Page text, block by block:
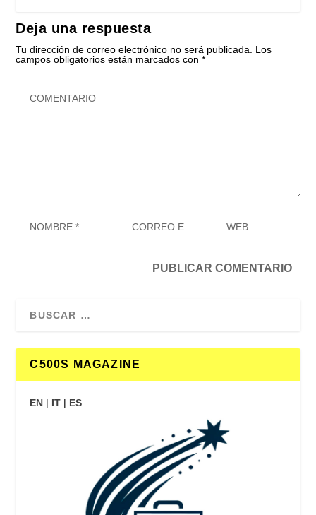
Deja una respuesta
Tu dirección de correo electrónico no será publicada.
Los
campos obligatorios están marcados con*
C500S MAGAZINE
EN | IT | ES